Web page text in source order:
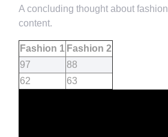
A concluding thought about
content.
Fashion 1 Fashion 2
97
88
62
63